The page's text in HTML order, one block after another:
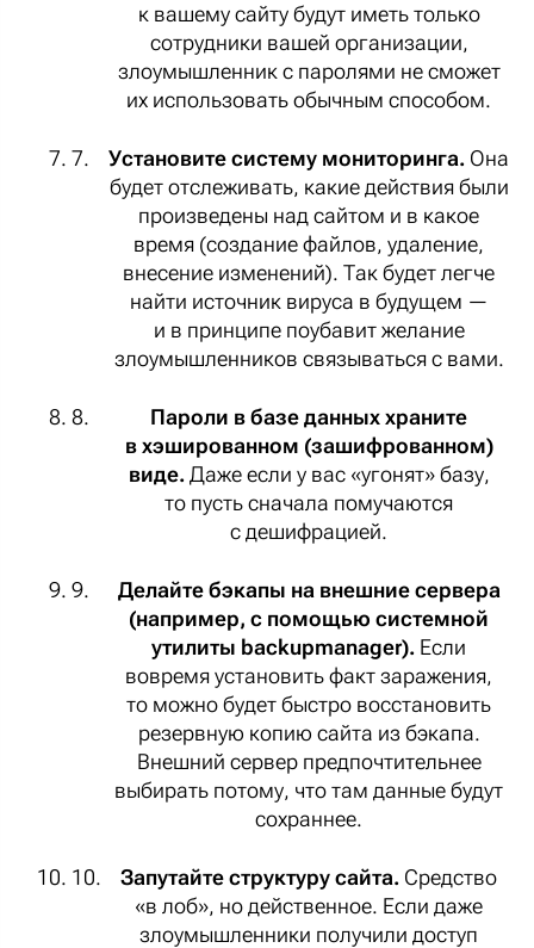
к вашему сайту будут иметь только
сотрудники вашей организации,
злоумышленник с паролями не сможет
их использовать обычным способом.
Установите систему мониторинга. Она
будет отслеживать, какие действия были
произведены над сайтом и в какое
время (создание файлов, удаление,
внесение изменений). Так будет легче
найти источник вируса в будущем —
и в принципе поубавит желание
злоумышленников связываться с вами.
Пароли в базе данных храните
в хэшированном (зашифрованном)
виде.Даже если у вас «угонят» базу,
то пусть сначала помучаются
с дешифрацией.
Делайте бэкапы на внешние сервера
(например, с помощью системной
утилиты backupmanager). Если
вовремя установить факт заражения,
то можно будет быстро восстановить
резервную копию сайта из бэкапа.
Внешний сервер предпочтительнее
выбирать потому, что там данные будут
сохраннее.
Запутайте структуру сайта. Средство
«в лоб», но действенное. Если даже
злоумышленники получили доступ